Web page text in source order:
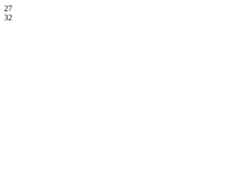
27
32